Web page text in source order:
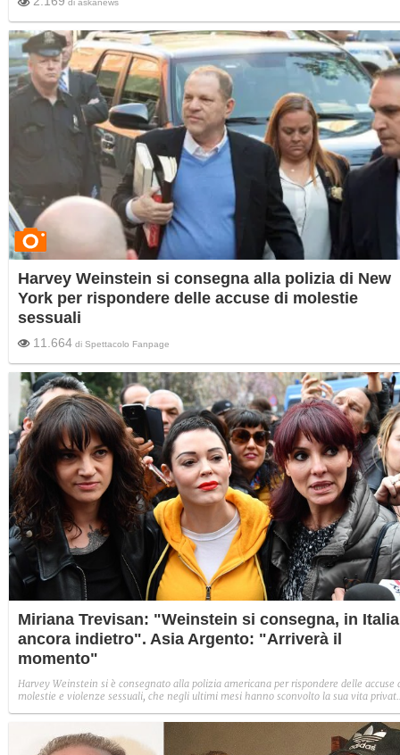
di askanews
Harvey Weinstein si consegna alla polizia di New
York per rispondere delle accuse di molestie
sessuali
11.664 di Spettacolo Fanpage
Miriana Trevisan: "Weinstein si consegna, in Italia
ancora indietro". Asia Argento: "Arriverà il
momento"
Harvey Weinstein si è consegnato alla polizia americana per rispondere delle accuse
molestie e violenze sessuali, che negli ultimi mesi hanno sconvolto la sua vita
esponenti del movimento #metoo nostrano: Miriana Trevisan e Asia Argento.